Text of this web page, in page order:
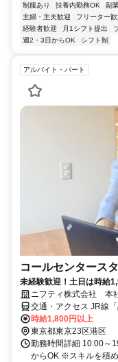
制服あり 扶養内勤務OK 副
主婦・主夫歓迎
フリーター歓
経験者歓迎
月1シフト提出
週2・3日からOK
シフト制
アルバイト・パート
コールセンタース
未経験歓迎！土日は時給
ニフティ株式会社 本
交通・アクセス JR線
時給1,800円以上
東京都東京23区港区
勤務時間詳細 10:00～
からOK ※スキルを積